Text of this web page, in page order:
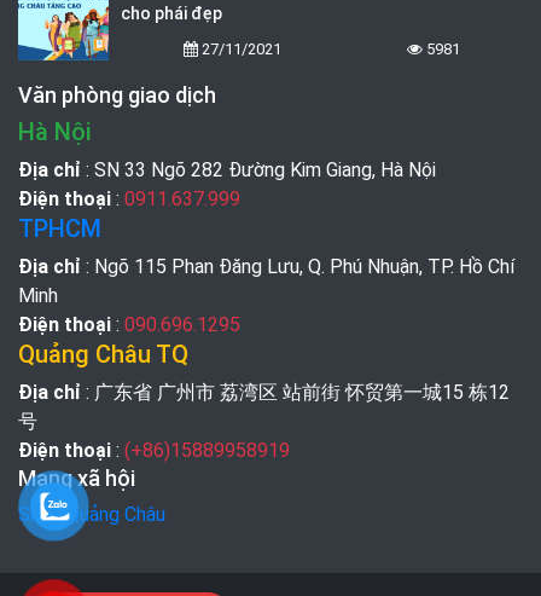
cho phái đẹp
27/11/2021 5981
Văn phòng giao dịch
Hà Nội
Địa chỉ : SN 33 Ngõ 282 Đường Kim Giang, Hà Nội
Điện thoại : 0911.637.999
TPHCM
Địa chỉ : Ngõ 115 Phan Đăng Lưu, Q. Phú Nhuận, TP. Hồ Chí
Minh
Điện thoại : 090.696.1295
Quảng Châu TQ
Địa chỉ : 广东省 广州市 荔湾区 站前街 怀贸第一城15 栋12
号
Điện thoại : (+86)15889958919
Mạng xã hội
Shop Quảng Châu